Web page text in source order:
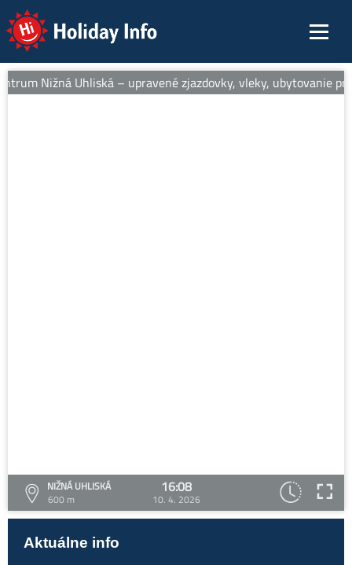
Holiday Info
Nižná Uhliská – upravené zjazdovky, vleky, ubytovanie
NIŽNÁ UHLISKÁ
600 m
16:08
10. 4. 2026
Aktuálne info